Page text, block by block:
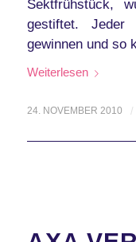
Sektfrühstück,
gestiftet. Jeder
gewinnen und so
Weiterlesen
24. NOVEMBER 2010 /